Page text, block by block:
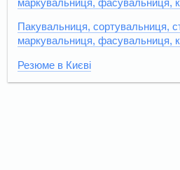
маркувальниця, фасувальниця,
Пакувальниця, сортувальниця,
маркувальниця, фасувальниця,
Резюме в Києві